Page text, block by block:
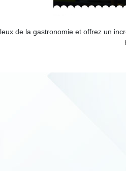
de la gastronomie et offrez un